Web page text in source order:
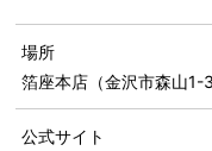
場所
箔座本店（金沢市森山1-
公式サイト